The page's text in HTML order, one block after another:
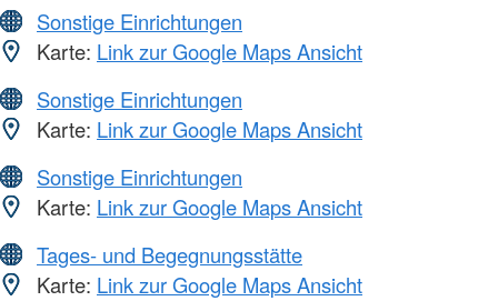
Sonstige Einrichtungen
Karte: Link zur Google Maps Ansicht
Sonstige Einrichtungen
Karte: Link zur Google Maps Ansicht
Sonstige Einrichtungen
Karte: Link zur Google Maps Ansicht
Tages- und Begegnungsstätte
Karte: Link zur Google Maps Ansicht